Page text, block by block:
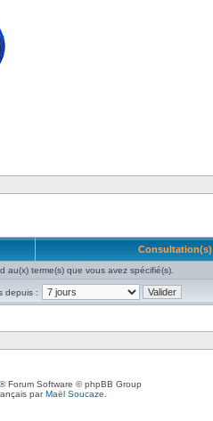
Consultation(s)
au(x) terme(s) que vous avez spécifié(s).
depuis :
® Forum Software © phpBB Group
parMaël Soucaze